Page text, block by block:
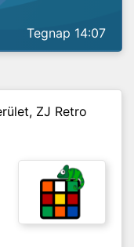
Tegnap 14:07
ZJ Retro